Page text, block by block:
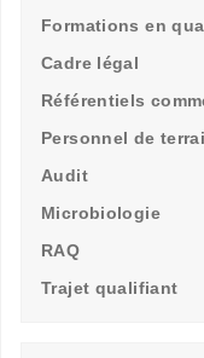
Formations en
Cadre légal
Référentiels
Personnel de
Audit
Microbiologie
RAQ
Trajet qualifiant